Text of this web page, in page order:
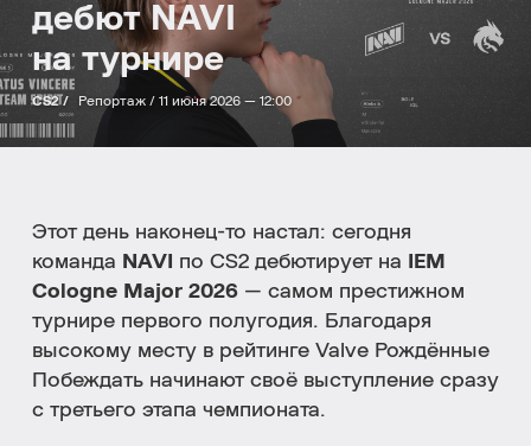
дебют NAVI
на турнире
CS2 / Репортаж / 11 июня 2026 — 12:00
Этот день наконец-то настал: сегодня
команда NAVI по CS2 дебютирует на
IEM
Cologne Major 2026 — самом престижном
турнире первого полугодия. Благодаря
высокому месту в рейтинге Valve Рождённые
Побеждать начинают своё выступление сразу
с третьего этапа чемпионата.